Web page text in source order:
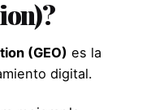
(GEO) es la
digital.